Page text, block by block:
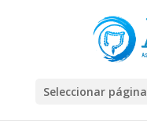
Seleccionar página